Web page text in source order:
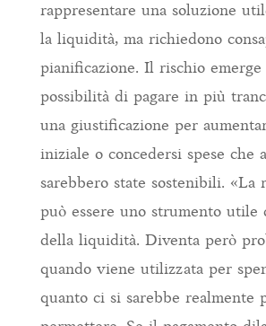
rappresentare una soluzione
la liquidità, ma richiedono
pianificazione. Il rischio emerge
possibilità di pagare in più
una giustificazione per
iniziale o concedersi spese che
sarebbero state sostenibili. «La
può essere uno strumento utile
della liquidità. Diventa però
quando viene utilizzata per
quanto ci si sarebbe realmente